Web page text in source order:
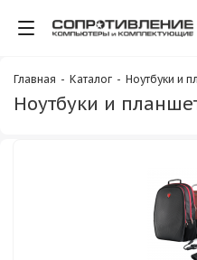
Главная - Каталог - Ноутбуки и
Ноутбуки и